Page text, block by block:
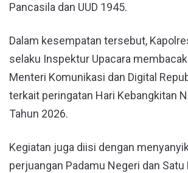
Pancasila dan UUD 1945.
Dalam kesempatan tersebut,
selaku Inspektur Upacara
Menteri Komunikasi dan Digital
terkait peringatan Hari Kebangkitan
Tahun 2026.
Kegiatan juga diisi dengan
perjuangan Padamu Negeri dan Satu